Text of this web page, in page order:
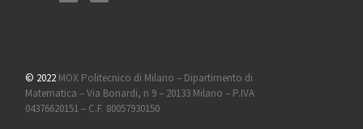
© 2022 MOX Politecnico di Milano – Dipartimento di
Matematica – Via Bonardi, n 9 – 20133 Milano – P.IVA
04376620151 – C.F. 80057930150